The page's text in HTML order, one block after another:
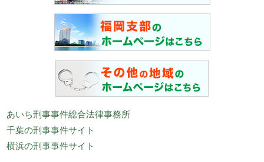
あいち刑事事件総合法律事務所
千葉の刑事事件サイト
横浜の刑事事件サイト